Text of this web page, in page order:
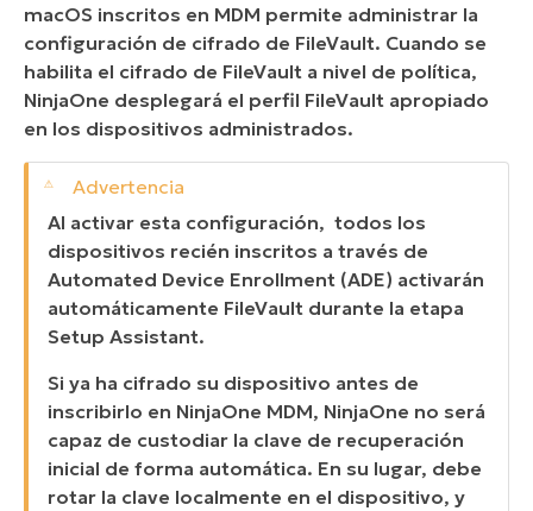
macOS inscritos en MDM permite administrar la
configuración de cifrado de FileVault. Cuando se
habilita el cifrado de FileVault a nivel de política,
NinjaOne desplegará el perfil FileVault apropiado
en los dispositivos administrados.
Al activar esta configuración, todos los
dispositivos recién inscritos a través de
Automated Device Enrollment (ADE) activarán
automáticamente FileVault durante la etapa
Setup Assistant.
Si ya ha cifrado su dispositivo antes de
inscribirlo en NinjaOne MDM, NinjaOne no será
capaz de custodiar la clave de recuperación
inicial de forma automática. En su lugar, debe
rotar la clave localmente en el dispositivo, y